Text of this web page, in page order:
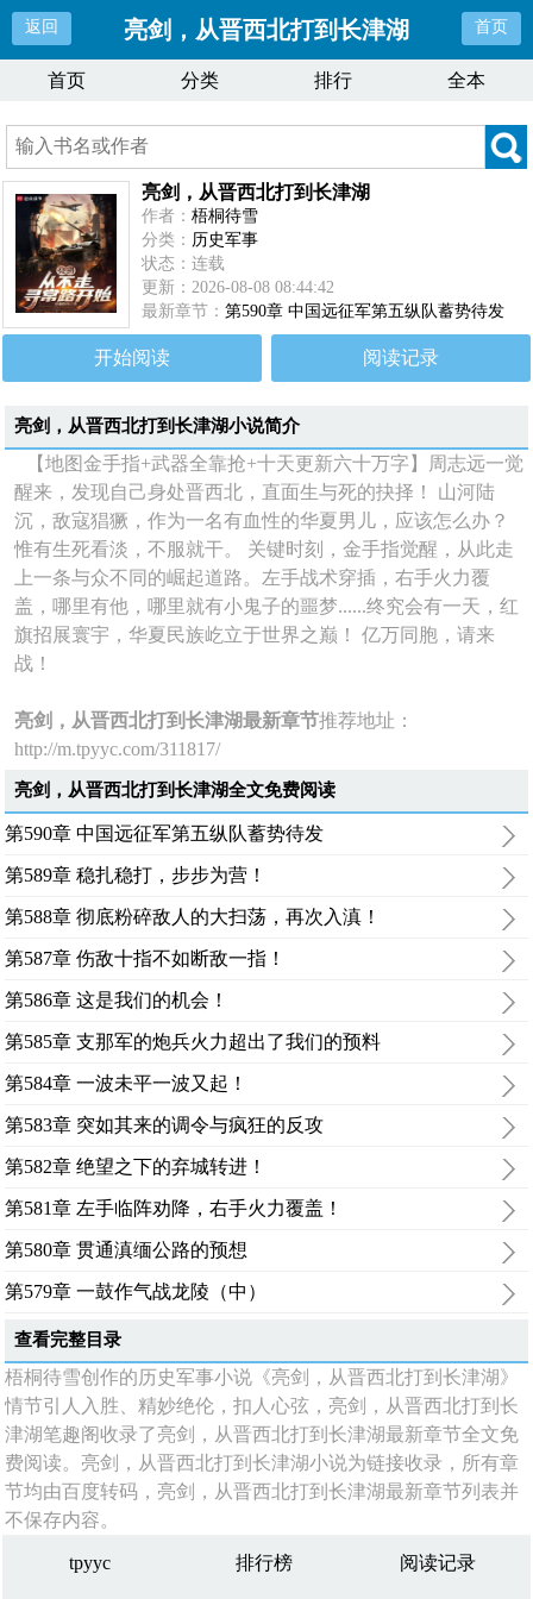
返回 亮剑，从晋西北打到长津湖 首页
首页 分类 排行 全本
亮剑，从晋西北打到长津湖
作者：梧桐待雪
分类： 历史军事
状态：连载
更新：2026-08-08 08:44:42
最新章节：第590章 中国远征军第五纵队蓄势待发
开始阅读 阅读记录
亮剑，从晋西北打到长津湖小说简介
【地图金手指+武器全靠抢+十天更新六十万字】周志远一觉
醒来，发现自己身处晋西北，直面生与死的抉择！ 山河陆
沉，敌寇猖獗，作为一名有血性的华夏男儿，应该怎么办？
惟有生死看淡，不服就干。 关键时刻，金手指觉醒，从此走
上一条与众不同的崛起道路。左手战术穿插，右手火力覆
盖，哪里有他，哪里就有小鬼子的噩梦......终究会有一天，红
旗招展寰宇，华夏民族屹立于世界之巅！ 亿万同胞，请来
战！
亮剑，从晋西北打到长津湖最新章节推荐地址：
http://m.tpyyc.com/311817/
亮剑，从晋西北打到长津湖全文免费阅读
第590章 中国远征军第五纵队蓄势待发
第589章 稳扎稳打，步步为营！
第588章 彻底粉碎敌人的大扫荡，再次入滇！
第587章 伤敌十指不如断敌一指！
第586章 这是我们的机会！
第585章 支那军的炮兵火力超出了我们的预料
第584章 一波未平一波又起！
第583章 突如其来的调令与疯狂的反攻
第582章 绝望之下的弃城转进！
第581章 左手临阵劝降，右手火力覆盖！
第580章 贯通滇缅公路的预想
第579章 一鼓作气战龙陵（中）
查看完整目录
梧桐待雪创作的历史军事小说《亮剑，从晋西北打到长津湖》
情节引人入胜、精妙绝伦，扣人心弦，亮剑，从晋西北打到长
津湖笔趣阁收录了亮剑，从晋西北打到长津湖最新章节全文免
费阅读。亮剑，从晋西北打到长津湖小说为链接收录，所有章
节均由百度转码，亮剑，从晋西北打到长津湖最新章节列表并
不保存内容。
tpyyc 排行榜 阅读记录